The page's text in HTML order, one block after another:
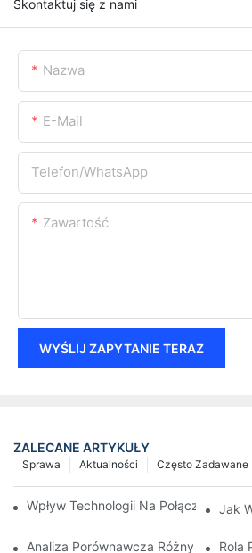
Skontaktuj się z nami
Nazwa
E-Mail
Telefon/WhatsApp
Zawartość
WYŚLIJ ZAPYTANIE TERAZ
ZALECANE ARTYKUŁY
Często Zadawane
Aktualności
Sprawa
Wpływ Technologii Na PołączeniaJak
Analiza Porównawcza Różnych Typów
Rola